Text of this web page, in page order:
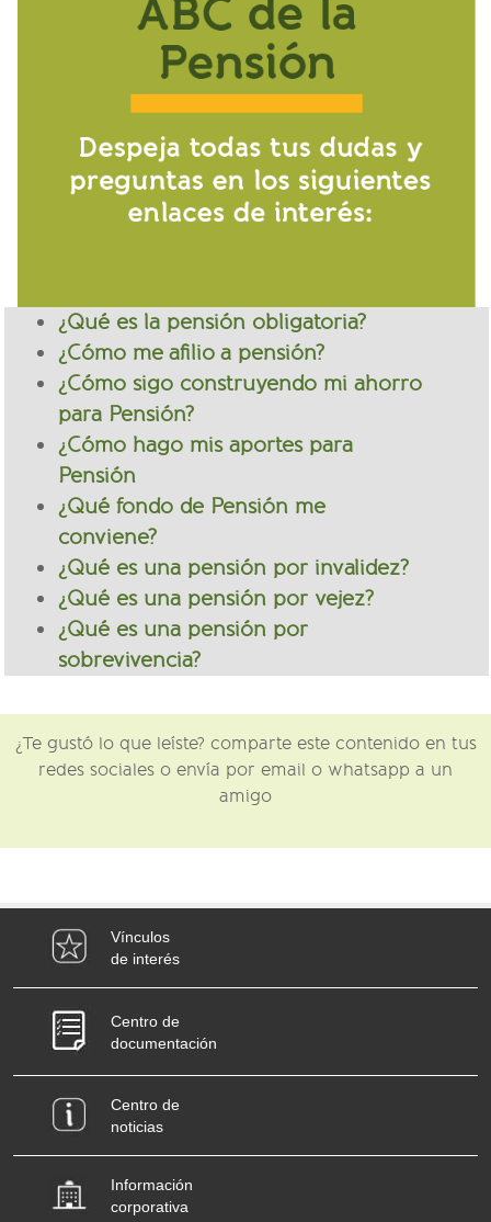
¿Qué es la pensión obligatoria?
¿Cómo me afilio a pensión?
¿Cómo sigo construyendo mi ahorro
para Pensión?
¿Cómo hago mis aportes para
Pensión
¿Qué fondo de Pensión me
conviene?
¿Qué es una pensión por invalidez?
¿Qué es una pensión por vejez?
¿Qué es una pensión por
sobrevivencia?
¿Te gustó lo que leíste? comparte este contenido en tus
redes sociales o envía por email o whatsapp a un
amigo
Vínculos
de interés
Centro de
documentación
Centro de
noticias
Información
corporativa